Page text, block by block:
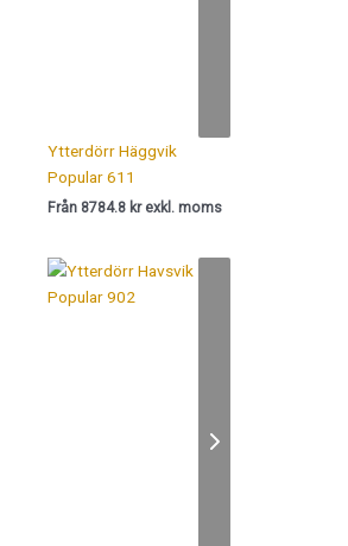
Ytterdörr Häggvik
Popular 611
Från 8784.8 kr exkl. moms